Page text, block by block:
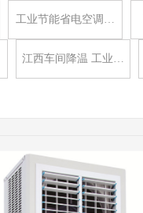
工业节能省电空调…
江西车间降温 工业…